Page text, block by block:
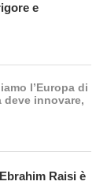
e
l’Europa di
deve innovare,
Raisi è